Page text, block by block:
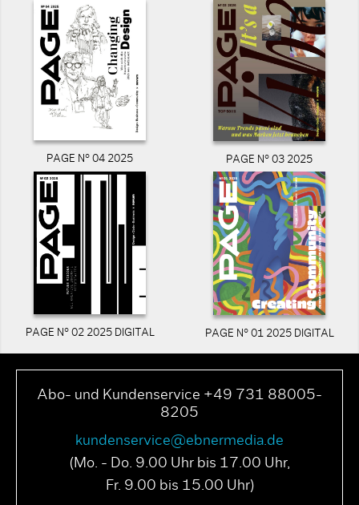
PAGE N° 04 2025 PAGE N° 03 2025
PAGE N° 02 2025 DIGITAL PAGE N° 01 2025 DIGITAL
Abo- und Kundenservice +49 731 88005-
8205
kundenservice@ebnermedia.de
(Mo. - Do. 9.00 Uhr bis 17.00 Uhr,
Fr. 9.00 bis 15.00 Uhr)